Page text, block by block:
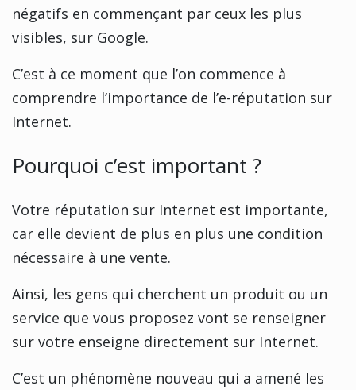
négatifs en commençant par ceux les plus
visibles, sur Google.
C’est à ce moment que l’on commence à
comprendre l’importance de l’e-réputation sur
Internet.
Pourquoi c’est important ?
Votre réputation sur Internet est importante,
car elle devient de plus en plus une condition
nécessaire à une vente.
Ainsi, les gens qui cherchent un produit ou un
service que vous proposez vont se renseigner
sur votre enseigne directement sur Internet.
C’est un phénomène nouveau qui a amené les